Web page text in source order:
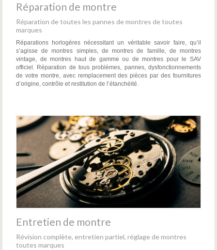
Réparation de montre
Réparation de toutes les pannes de montres de toutes
marques
Réparations horlogères nécessitant un véritable savoir faire, qu’il
s’agisse de montres simples, de montres de famille, de montres
vintage, de montres haut de gamme ou de montres pour le SAV
officiel. Réparation de tous problèmes, pannes, dysfonctionnements
de votre montre, avec remplacement des pièces par des fournitures
d’origine, contrôle et restitution de l’étanchéité.
Entretien de montre
Révision complète, entretien partiel, réglage de montres
toutes marques